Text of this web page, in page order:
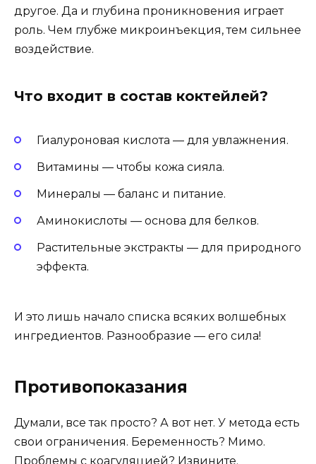
другое. Да и глубина проникновения играет
роль. Чем глубже микроинъекция, тем сильнее
воздействие.
Что входит в состав коктейлей?
Гиалуроновая кислота — для увлажнения.
Витамины — чтобы кожа сияла.
Минералы — баланс и питание.
Аминокислоты — основа для белков.
Растительные экстракты — для природного
эффекта.
И это лишь начало списка всяких волшебных
ингредиентов. Разнообразие — его сила!
Противопоказания
Думали, все так просто? А вот нет. У метода есть
свои ограничения. Беременность? Мимо.
Проблемы с коагуляцией? Извините.